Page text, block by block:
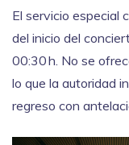
El servicio especial
del inicio del
00:30 h. No se
lo que la autoridad
regreso con